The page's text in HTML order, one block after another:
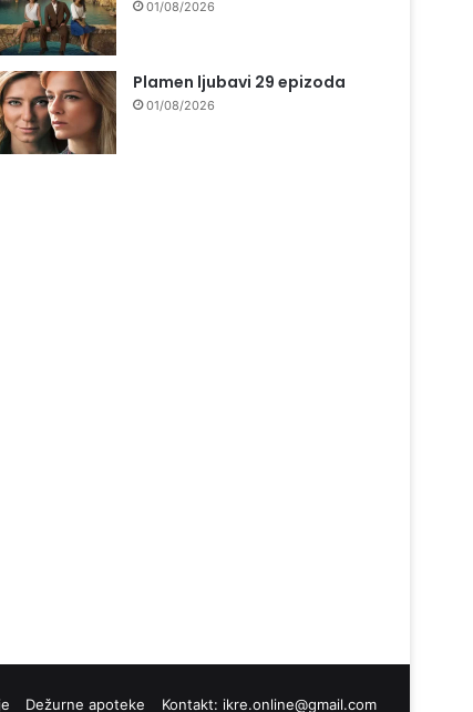
01/08/2026
Plamen ljubavi 29 epizoda
01/08/2026
Kontakt: ikre.online@gmail.com
Dežurne apoteke